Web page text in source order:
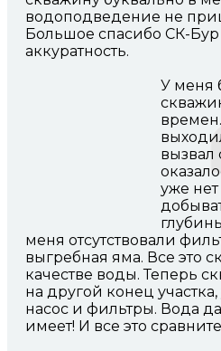
водоподведение не
Большое спасибо СК-Бур
аккуратность.
У меня
вызвал
уже
меня отсутствовали
выгребная яма. Все это
качестве воды. Теперь
на другой конец
насос и фильтры. Вода
имеет! И все это